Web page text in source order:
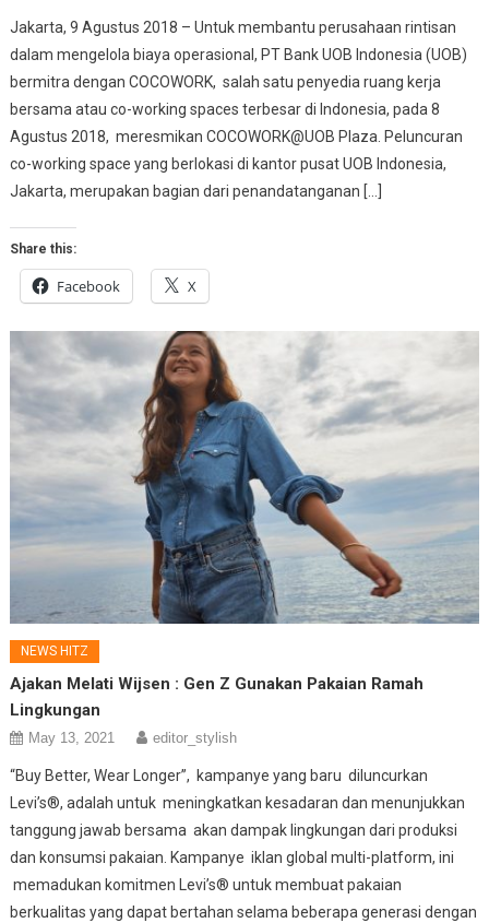
Jakarta, 9 Agustus 2018 – Untuk membantu perusahaan rintisan
dalam mengelola biaya operasional, PT Bank UOB Indonesia (UOB)
bermitra dengan COCOWORK, salah satu penyedia ruang kerja
bersama atau co-working spaces terbesar di Indonesia, pada 8
Agustus 2018, meresmikan COCOWORK@UOB Plaza. Peluncuran
co-working space yang berlokasi di kantor pusat UOB Indonesia,
Jakarta, merupakan bagian dari penandatanganan […]
Share this:
Facebook X
NEWS HITZ
Ajakan Melati Wijsen : Gen Z Gunakan Pakaian Ramah
Lingkungan
May 13, 2021 editor_stylish
“Buy Better, Wear Longer”, kampanye yang baru diluncurkan
Levi’s®, adalah untuk meningkatkan kesadaran dan menunjukkan
tanggung jawab bersama akan dampak lingkungan dari produksi
dan konsumsi pakaian. Kampanye iklan global multi-platform, ini
memadukan komitmen Levi’s® untuk membuat pakaian
berkualitas yang dapat bertahan selama beberapa generasi dengan